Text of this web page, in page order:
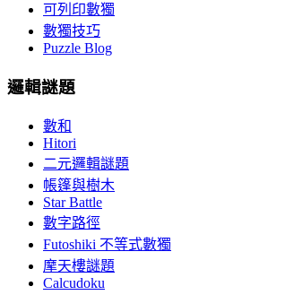
可列印數獨
數獨技巧
Puzzle Blog
邏輯謎題
數和
Hitori
二元邏輯謎題
帳篷與樹木
Star Battle
數字路徑
Futoshiki 不等式數獨
摩天樓謎題
Calcudoku